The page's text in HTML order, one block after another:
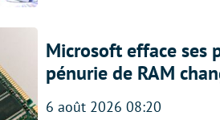
Microsoft efface ses
pénurie de RAM
6 août 2026 08:20